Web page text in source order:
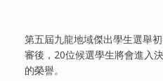
第五屆九龍地域傑出學生選舉
審後，20位候選學生將會進入
的榮譽。